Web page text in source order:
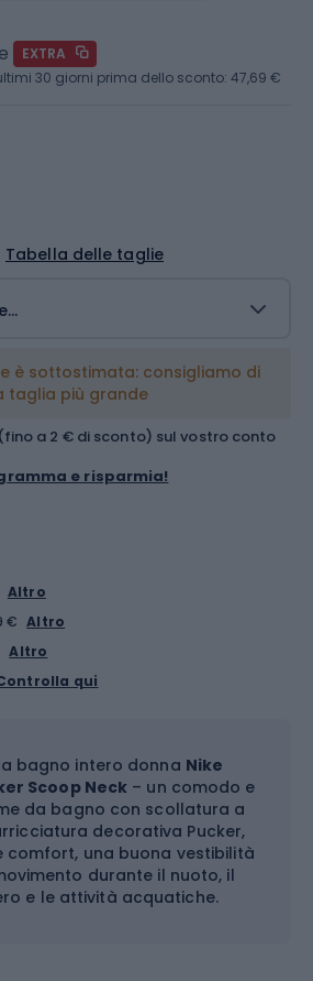
Tabella delle taglie
è sottostimata: consigliamo di
taglia più grande
EXTRA
30 giorni prima dello sconto: 47,69 €
a 2 € di sconto) sul vostro conto
e risparmia!
Altro
€ Altro
Altro
qui
bagno intero donna Nike
Scoop Neck – un comodo e
da bagno con scollatura a
decorativa Pucker,
comfort, una buona vestibilità
durante il nuoto, il
e le attività acquatiche.